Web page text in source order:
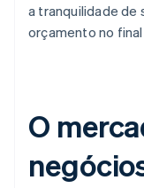
a tranquilidade de
orçamento no
O